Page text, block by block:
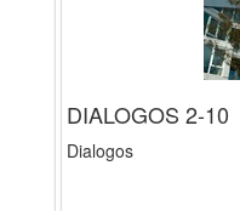
DIALOGOS 2-10
Dialogos